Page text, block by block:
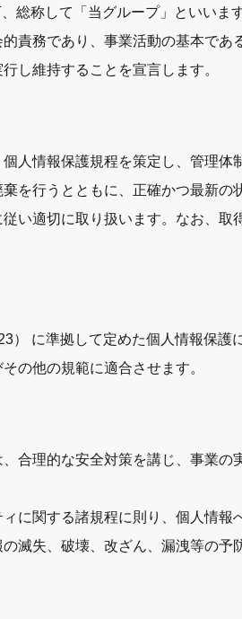
総称して「当グループ」といいま
責務であり、事業活動の基本であ
し維持することを宣言します。
人情報保護規程を策定し、管理体
を行うとともに、正確かつ最新の
い適切に取り扱います。なお、取
） に準拠して定めた個人情報保護
の他の規範に適合させます。
合理的な安全対策を講じ、事業の
に関する諸規程に則り、個人情
滅失、破壊、改ざん、漏洩等の予